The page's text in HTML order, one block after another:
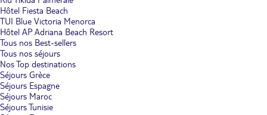
Hôtel Fiesta Beach
TUI Blue Victoria Menorca
Hôtel AP Adriana Beach Resort
Tous nos Best-sellers
Tous nos séjours
Nos Top destinations
Séjours Grèce
Séjours Espagne
Séjours Maroc
Séjours Tunisie